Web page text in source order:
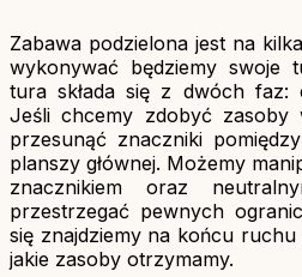
Zabawa podzielona jest na
wykonywać będziemy swoje
tura składa się z dwóch faz:
Jeśli chcemy zdobyć zasoby
przesunąć znaczniki
planszy głównej. Możemy
znacznikiem oraz
przestrzegać pewnych
się znajdziemy na końcu
jakie zasoby otrzymamy.